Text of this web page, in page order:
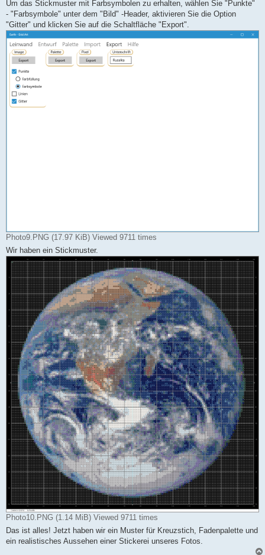
Um das Stickmuster mit Farbsymbolen zu erhalten, wählen Sie "Punkte"
- "Farbsymbole" unter dem "Bild" -Header, aktivieren Sie die Option
"Gitter" und klicken Sie auf die Schaltfläche "Export".
Photo9.PNG (17.97 KiB) Viewed 9711 times
Wir haben ein Stickmuster.
Photo10.PNG (1.14 MiB) Viewed 9711 times
Das ist alles! Jetzt haben wir ein Muster für Kreuzstich, Fadenpalette und
ein realistisches Aussehen einer Stickerei unseres Fotos.